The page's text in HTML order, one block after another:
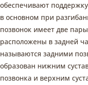
обеспечивают
в основном при
позвонок имеет две
расположены в задней
называются задними
образован нижним
позвонка и верхним